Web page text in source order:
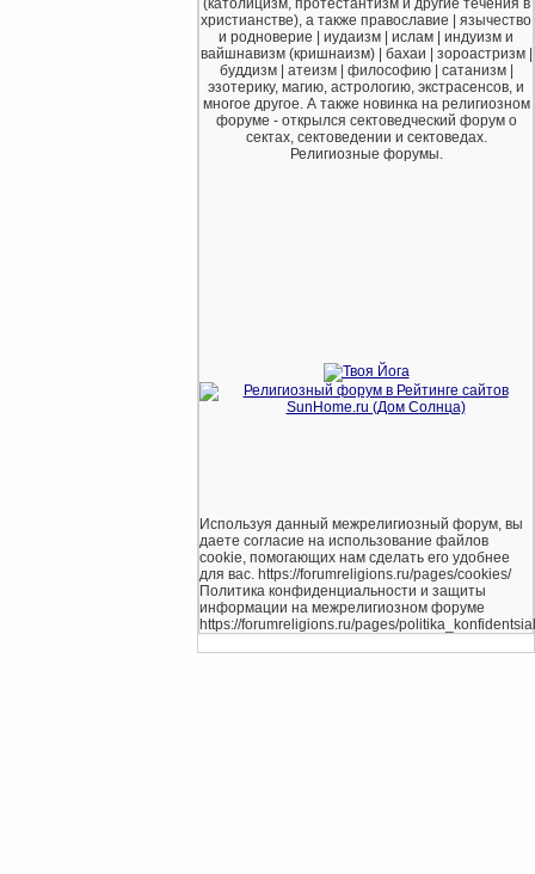
христианстве), а также православие | язычество
и родноверие | иудаизм | ислам | индуизм и
вайшнавизм (кришнаизм) | бахаи | зороастризм |
буддизм | атеизм | философию | сатанизм |
эзотерику, магию, астрологию, экстрасенсов, и
многое другое. А также новинка на религиозном
форуме - открылся сектоведческий форум о
сектах, сектоведении и сектоведах.
Религиозные форумы.
Используя данный межрелигиозный форум, вы
даете согласие на использование файлов
cookie, помогающих нам сделать его удобнее
для вас. https://forumreligions.ru/pages/cookies/
Политика конфиденциальности и защиты
информации на межрелигиозном форуме
https://forumreligions.ru/pages/